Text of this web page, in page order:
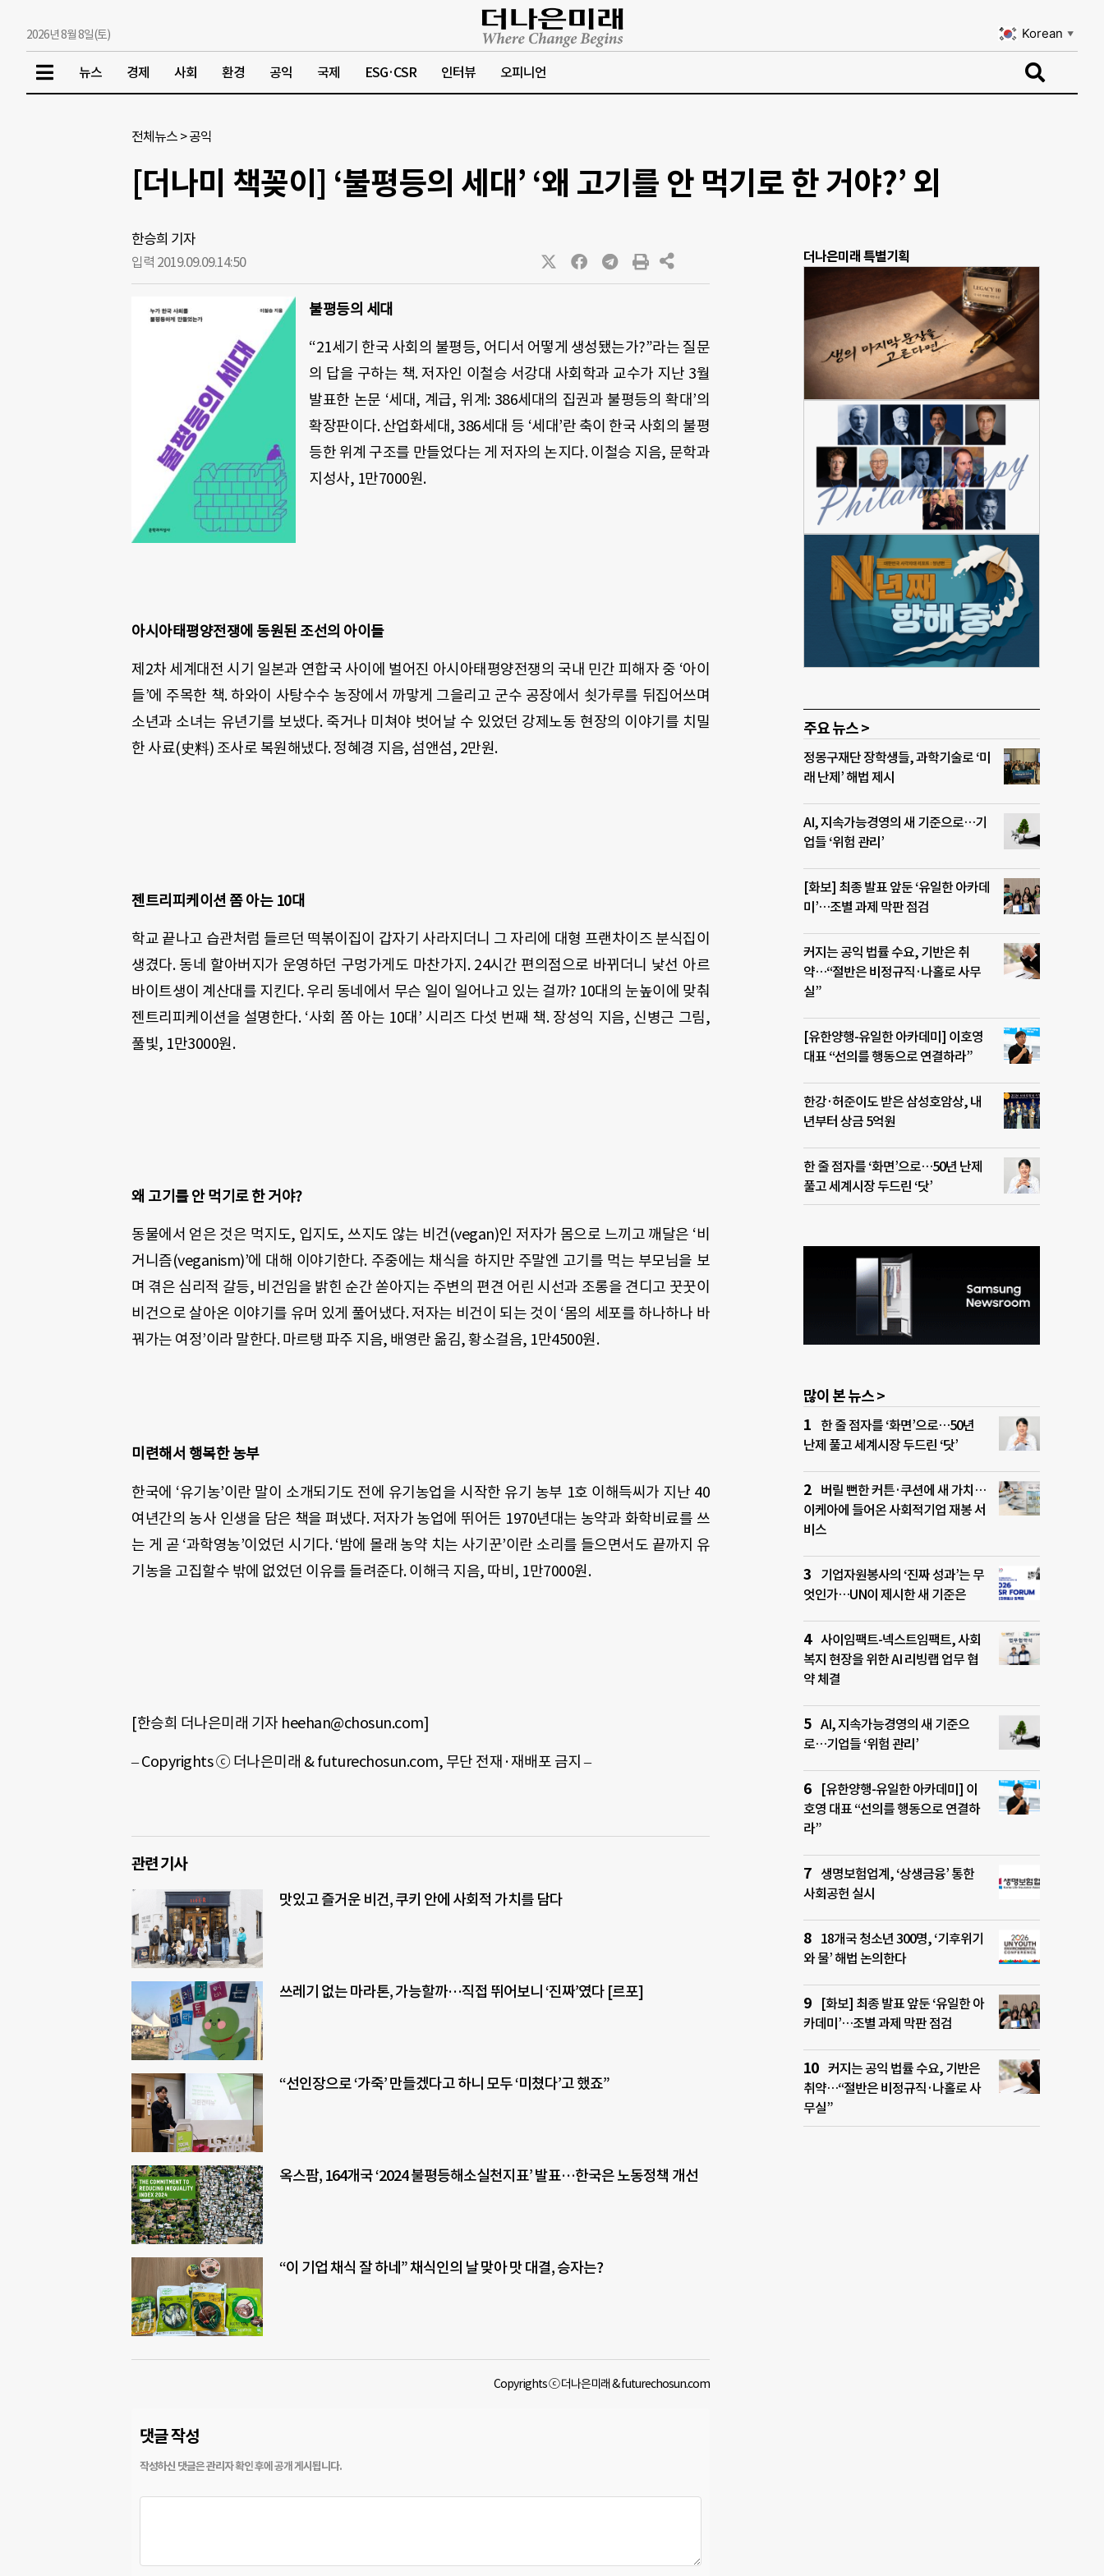
2026년 8월 8일(토) Korean ▼
뉴스 경제 사회 환경 공익 국제 ESG·CSR 인터뷰 오피니언
전체뉴스 >공익
[더나미 책꽂이] ‘불평등의 세대’ ‘왜 고기를 안 먹기로 한 거야?’ 외
한승희 기자
입력 2019.09.09.14:50
불평등의 세대
“21세기 한국 사회의 불평등, 어디서 어떻게 생성됐는가?”라는 질문
의 답을 구하는 책.저자인 이철승 서강대 사회학과 교수가 지난 3월
발표한 논문 ‘세대, 계급, 위계 : 386세대의 집권과 불평등의 확대’의
확장판이다.산업화세대, 386세대 등 ‘세대’란 축이 한국 사회의 불평
등한 위계 구조를 만들었다는 게 저자의 논지다. 이철승 지음, 문학과
지성사, 1만7000원.
아시아태평양전쟁에 동원된 조선의 아이들
제 2차 세계대전 시기 일본과 연합국 사이에 벌어진 아시아태평양전쟁의 국내 민간 피해자 중 ‘아이
들’에 주목한 책. 하와이 사탕수수 농장에서 까맣게 그을리고 군수 공장에서 쇳가루를 뒤집어쓰며
소년과 소녀는 유년기를 보냈다. 죽거나 미쳐야 벗어날 수 있었던 강제노동 현장의 이야기를 치밀
한 사료(史料) 조사로 복원해냈다.정혜경 지음, 섬앤섬, 2만원.
젠트리피케이션 쫌 아는10대
학교 끝나고 습관처럼 들르던 떡볶이집이 갑자기 사라지더니 그 자리에 대형 프랜차이즈 분식집이
생겼다. 동네 할아버지가 운영하던 구멍가게도 마찬가지 . 24시간 편의점으로 바뀌더니 낯선 아르
바이트생이 계산대를 지킨다.우리 동네에서 무슨 일이 일어나고 있는 걸까? 10대의 눈높이에 맞춰
젠트리피케이션을 설명한다. ‘사회 쫌 아는 10대 ’시리즈 다섯 번째 책. 장성익 지음, 신병근 그림,
풀빛, 1만3000원.
왜 고기를 안 먹기로 한 거야?
동물에서 얻은 것은 먹지도, 입지도, 쓰지도 않는 비건(vegan)인 저자가 몸으로 느끼고 깨달은 ‘비
거니즘(veganism)’에 대해 이야기한다. 주중에는 채식을 하지만 주말엔 고기를 먹는 부모님을 보
며 겪은 심리적 갈등, 비건임을 밝힌 순간 쏟아지는 주변의 편견 어린 시선과 조롱을 견디고 꿋꿋이
비건으로 살아온 이야기를 유머 있게 풀어냈다.저자는 비건이 되는 것이 ‘몸의 세포를 하나하나 바
꿔가는 여정’이라 말한다.마르탱 파주 지음, 배영란 옮김,황소걸음, 1만4500원.
미련해서 행복한 농부
한국에 ‘유기농’이란 말이 소개되기도 전에 유기농업을 시작한 유기 농부 1호 이해득씨가 지난 40
여년간의 농사 인생을 담은 책을 펴냈다. 저자가 농업에 뛰어든 1970년대는 농약과 화학비료를 쓰
는 게 곧 ‘과학영농’이었던 시기다. ‘밤에 몰래 농약 치는 사기꾼’이란 소리를 들으면서도 끝까지 유
기농을 고집할수 밖에 없었던 이유를 들려준다. 이해극 지음, 따비 , 1만7000원.
[한승희 더나은미래 기자 heehan@chosun.com]
–Copyrightsⓒ 더나은미래 & futurechosun.com, 무단 전재·재배포 금지 –
관련 기사
맛있고 즐거운 비건, 쿠키 안에 사회적 가치를 담다
쓰레기 없는 마라톤, 가능할까…직접 뛰어보니 ‘진짜’였다 [르포]
“선인장으로 ‘가죽’ 만들겠다고 하니 모두 ‘미쳤다’고 했죠”
옥스팜, 164개국 ‘2024 불평등해소실천지표’ 발표…한국은 노동정책 개선
“이 기업 채식 잘 하네” 채식인의 날 맞아 맛 대결, 승자는?
Copyrights ⓒ 더나은미래 & futurechosun.com
댓글 작성
더나은미래 특별기획
주요 뉴스 >
정몽구재단 장학생들, 과학기술로 ‘미
래 난제’ 해법 제시
AI, 지속가능경영의 새 기준으로…기
업들 ‘위험 관리’
[화보] 최종 발표 앞둔 ‘유일한 아카데
미’…조별 과제 막판 점검
커지는 공익 법률 수요, 기반은 취
약…“절반은 비정규직·나홀로 사무
실”
[유한양행-유일한 아카데미] 이호영
대표 “선의를 행동으로 연결하라”
한강·허준이도 받은 삼성호암상, 내
년부터 상금 5억원
한 줄 점자를 ‘화면’으로…50년 난제
풀고 세계시장 두드린 ‘닷’
많이 본 뉴스 >
한 줄 점자를 ‘화면’으로…50년
난제 풀고 세계시장 두드린 ‘닷’
버릴 뻔한 커튼·쿠션에 새 가치…
이케아에 들어온 사회적기업 재봉 서
비스
기업자원봉사의 ‘진짜 성과’는 무
엇인가…UN이 제시한 새 기준은
사이임팩트-넥스트임팩트, 사회
복지 현장을 위한 AI 리빙랩 업무 협
약 체결
AI, 지속가능경영의 새 기준으
로…기업들 ‘위험 관리’
[유한양행-유일한 아카데미] 이
호영 대표 “선의를 행동으로 연결하
라”
생명보험업계, ‘상생금융’ 통한
사회공헌 실시
18개국 청소년 300명, ‘기후위기
와 물’ 해법 논의한다
[화보] 최종 발표 앞둔 ‘유일한 아
카데미’…조별 과제 막판 점검
커지는 공익 법률 수요, 기반은
취약…“절반은 비정규직·나홀로 사
무실”